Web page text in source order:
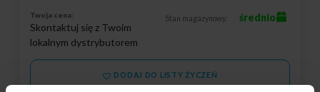
Twoja cena:
Skontaktuj się z Twoim
lokalnym dystrybutorem
Stan magazynowy: średnio
DODAJ DO LISTY ŻYCZEŃ